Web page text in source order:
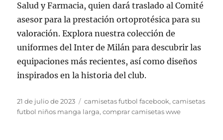
Salud y Farmacia, quien dará traslado al Comité
asesor para la prestación ortoprotésica para su
valoración. Explora nuestra colección de
uniformes del Inter de Milán para descubrir las
equipaciones más recientes, así como diseños
inspirados en la historia del club.
Publicado
el
21 de julio de 2023 Etiquetas
camisetas futbol facebook,camisetas
futbol niños manga larga,comprar camisetas wwe